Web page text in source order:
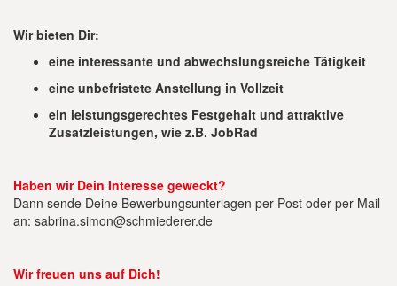
Wir bieten Dir:
eine interessante und abwechslungsreiche Tätigkeit
eine unbefristete Anstellung in Vollzeit
ein leistungsgerechtes Festgehalt und attraktive
Zusatzleistungen, wie z.B. JobRad
Haben wir Dein Interesse geweckt?
Dann sende Deine Bewerbungsunterlagen per Post oder per Mail
an: sabrina.simon@schmiederer.de
Wir freuen uns auf Dich!